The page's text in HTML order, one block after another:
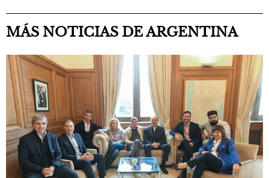
MÁS NOTICIAS DE ARGENTINA